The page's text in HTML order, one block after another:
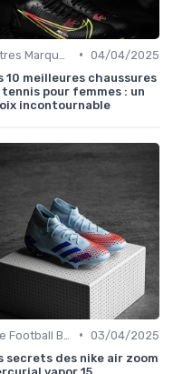
• 04/04/2025
10 meilleures chaussures
tennis pour femmes : un
incontournable
• 03/04/2025
secrets des nike air zoom